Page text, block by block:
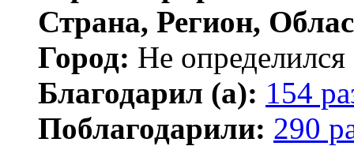
Страна, Регион,
Город: Не определился
Благодарил (а): 154
Поблагодарили: 290